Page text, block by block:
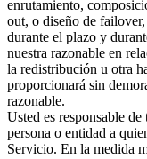
enrutamiento,
out, o diseño de
durante el plazo y
nuestra razonable en
la redistribución u otra
proporcionará sin
razonable.
Usted es responsable
persona o entidad a
Servicio. En la medida